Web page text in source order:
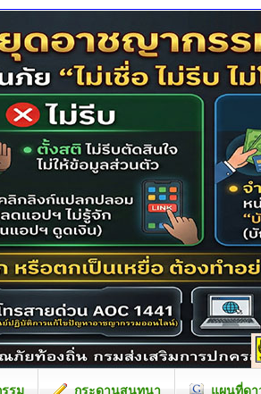
รม กระดานสนทนา แผนที่ดา